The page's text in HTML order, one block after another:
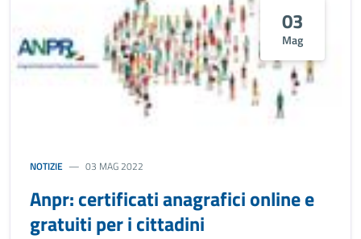
03
Mag
NOTIZIE 03 MAG 2022
Anpr: certificati anagrafici online e
gratuiti per i cittadini